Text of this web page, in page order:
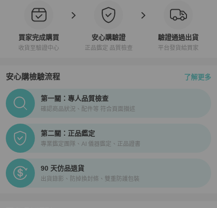
買家完成購買
收貨至驗證中心
安心購驗證
正品鑑定 品質檢查
驗證通過出貨
平台發貨給買家
安心購檢驗流程 了解更多
PopChill拍拍圈正品驗證、安心購檢驗流程介紹
第一關：專人品質檢查
確認商品狀況、配件等 符合頁面描述
第二關：正品鑑定
專業鑑定團隊、AI 儀器鑑定、正品證書
90 天仿品退貨
出貨錄影、防掉換封條、雙重防護包裝